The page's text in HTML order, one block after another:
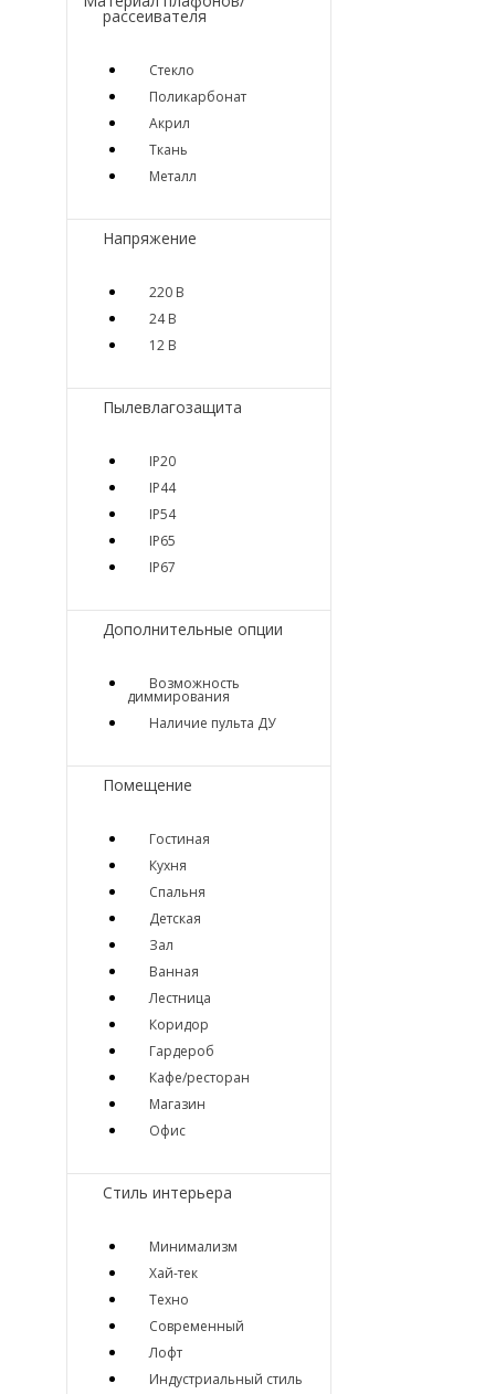
рассеивателя
Стекло
Поликарбонат
Акрил
Ткань
Металл
Напряжение
220 В
24 В
12 В
Пылевлагозащита
IP20
IP44
IP54
IP65
IP67
Дополнительные опции
Возможность
диммирования
Наличие пульта ДУ
Помещение
Гостиная
Кухня
Спальня
Детская
Зал
Ванная
Лестница
Коридор
Гардероб
Кафе/ресторан
Магазин
Офис
Стиль интерьера
Минимализм
Хай-тек
Техно
Современный
Лофт
Индустриальный стиль